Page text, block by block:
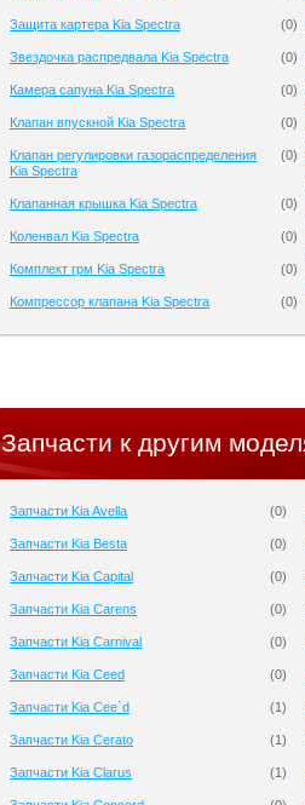
Защита картера Kia Spectra (0)
Звездочка распредвала Kia Spectra (0)
Камера сапуна Kia Spectra (0)
Клапан впускной Kia Spectra (0)
Клапан регулировки газораспределения
Kia Spectra
(0)
Клапанная крышка Kia Spectra (0)
Коленвал Kia Spectra (0)
Комплект грм Kia Spectra (0)
Компрессор клапана Kia Spectra (0)
Запчасти к другим
Запчасти Kia Avella (0)
Запчасти Kia Besta (0)
Запчасти Kia Capital (0)
Запчасти Kia Carens (0)
Запчасти Kia Carnival (0)
Запчасти Kia Ceed (0)
Запчасти Kia Cee`d (1)
Запчасти Kia Cerato (1)
Запчасти Kia Clarus (1)